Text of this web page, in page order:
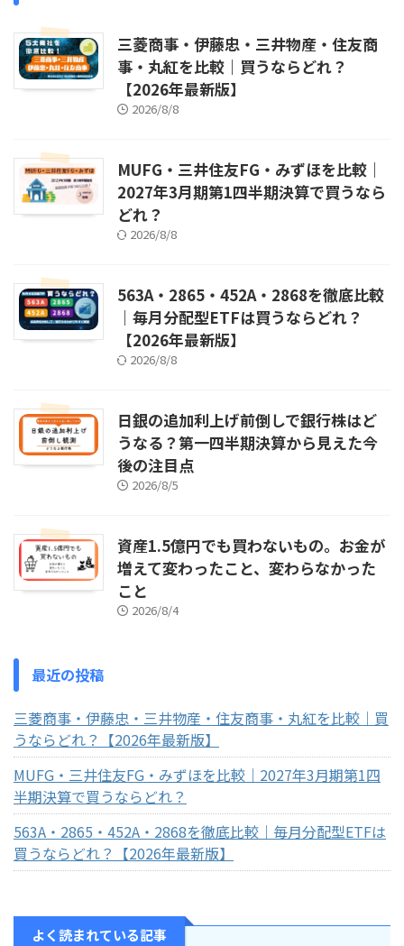
三菱商事・伊藤忠・三井物産・住友商
事・丸紅を比較｜買うならどれ？
【2026年最新版】
2026/8/8
MUFG・三井住友FG・みずほを比較｜
2027年3月期第1四半期決算で買うなら
どれ？
2026/8/8
563A・2865・452A・2868を徹底比較
｜毎月分配型ETFは買うならどれ？
【2026年最新版】
2026/8/8
日銀の追加利上げ前倒しで銀行株はど
うなる？第一四半期決算から見えた今
後の注目点
2026/8/5
資産1.5億円でも買わないもの。お金が
増えて変わったこと、変わらなかった
こと
2026/8/4
最近の投稿
三菱商事・伊藤忠・三井物産・住友商事・丸紅を比較｜買
うならどれ？【2026年最新版】
MUFG・三井住友FG・みずほを比較｜2027年3月期第1四
半期決算で買うならどれ？
563A・2865・452A・2868を徹底比較｜毎月分配型ETFは
買うならどれ？【2026年最新版】
よく読まれている記事